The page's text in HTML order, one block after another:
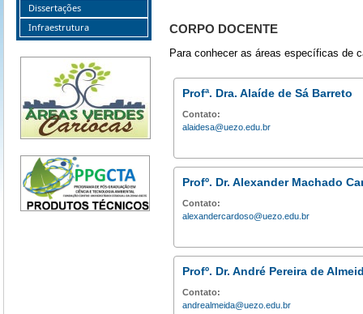
Dissertações
Infraestrutura
CORPO DOCENTE
Para conhecer as áreas específicas de
Profª. Dra. Alaíde de Sá Barreto
Contato:
alaidesa@uezo.edu.br
Profº. Dr. Alexander Machado
Contato:
alexandercardoso@uezo.edu.br
Profº. Dr. André Pereira de
Contato:
andrealmeida@uezo.edu.br